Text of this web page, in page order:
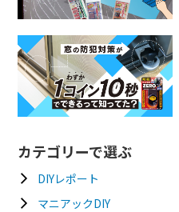
カテゴリーで選ぶ
DIYレポート
マニアックDIY